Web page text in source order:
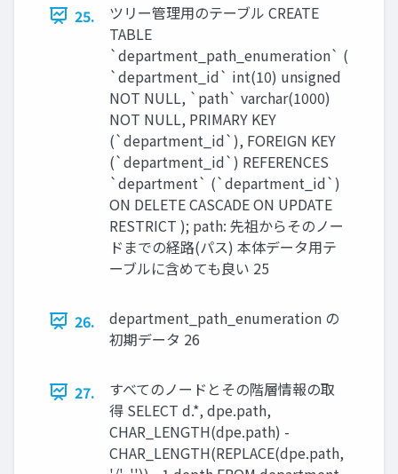
25.
ツリー管理用のテーブル CREATE
TABLE
`department_path_enumeration` (
`department_id` int(10) unsigned
NOT NULL, `path` varchar(1000)
NOT NULL, PRIMARY KEY
(`department_id`), FOREIGN KEY
(`department_id`) REFERENCES
`department` (`department_id`)
ON DELETE CASCADE ON UPDATE
RESTRICT ); path: 先祖からそのノー
ドまでの経路(パス) 本体データ用テ
ーブルに含めても良い 25
26.
department_path_enumeration の
初期データ 26
27.
すべてのノードとその階層情報の取
得 SELECT d.*, dpe.path,
CHAR_LENGTH(dpe.path) -
CHAR_LENGTH(REPLACE(dpe.path,